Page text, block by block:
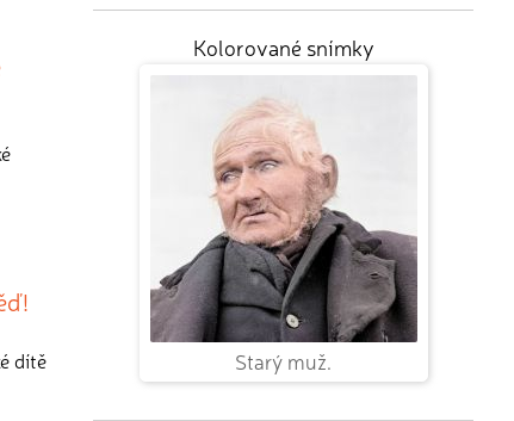
dítě
Kolorované snímky
Starý muž.